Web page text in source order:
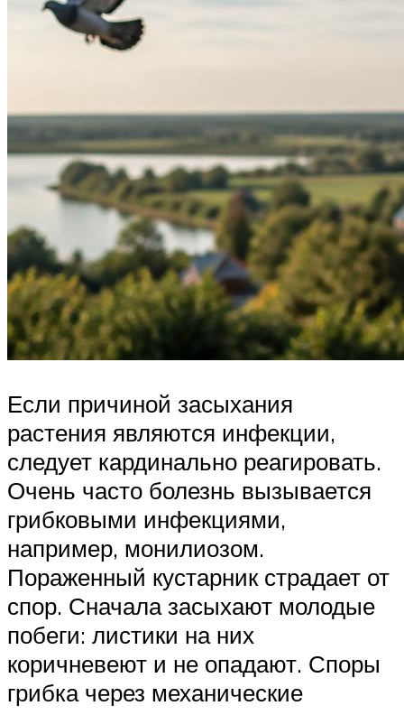
Если причиной засыхания
растения являются инфекции,
следует кардинально реагировать.
Очень часто болезнь вызывается
грибковыми инфекциями,
например, монилиозом.
Пораженный кустарник страдает от
спор. Сначала засыхают молодые
побеги: листики на них
коричневеют и не опадают. Споры
грибка через механические